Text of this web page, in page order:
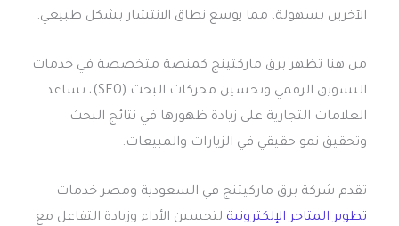
الآخرين بسهولة، مما يوسع نطاق الانتشار بشكل طبيعي.
من هنا تظهر برق ماركتينج كمنصة متخصصة في خدمات
التسويق الرقمي وتحسين محركات البحث (SEO)، تساعد
العلامات التجارية على زيادة ظهورها في نتائج البحث
وتحقيق نمو حقيقي في الزيارات والمبيعات.
تقدم شركة برق ماركيتنج في السعودية ومصر خدمات
تطوير المتاجر الإلكترونية لتحسين الأداء وزيادة التفاعل مع